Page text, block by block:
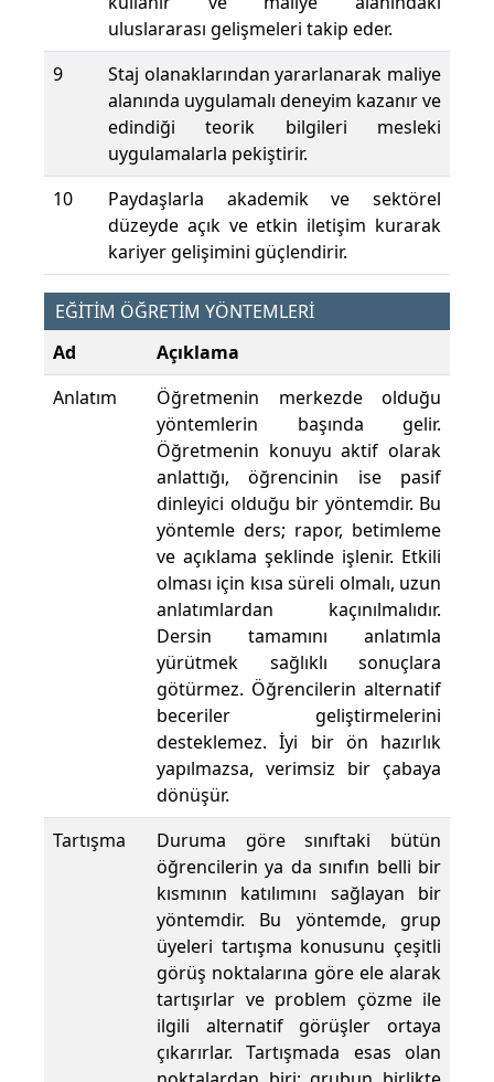
uluslararası gelişmeleri takip eder.
9
Staj olanaklarından yararlanarak maliye
alanında uygulamalı deneyim kazanır ve
edindiği teorik bilgileri mesleki
uygulamalarla pekiştirir.
10
Paydaşlarla akademik ve sektörel
düzeyde açık ve etkin iletişim kurarak
kariyer gelişimini güçlendirir.
EĞİTİM ÖĞRETİM YÖNTEMLERİ
Ad
Açıklama
Anlatım
Öğretmenin merkezde olduğu
yöntemlerin başında gelir.
Öğretmenin konuyu aktif olarak
anlattığı, öğrencinin ise pasif
dinleyici olduğu bir yöntemdir. Bu
yöntemle ders; rapor, betimleme
ve açıklama şeklinde işlenir. Etkili
olması için kısa süreli olmalı, uzun
anlatımlardan kaçınılmalıdır.
Dersin tamamını anlatımla
yürütmek sağlıklı sonuçlara
götürmez. Öğrencilerin alternatif
beceriler geliştirmelerini
desteklemez. İyi bir ön hazırlık
yapılmazsa, verimsiz bir çabaya
dönüşür.
Tartışma
Duruma göre sınıftaki bütün
öğrencilerin ya da sınıfın belli bir
kısmının katılımını sağlayan bir
yöntemdir. Bu yöntemde, grup
üyeleri tartışma konusunu çeşitli
görüş noktalarına göre ele alarak
tartışırlar ve problem çözme ile
ilgili alternatif görüşler ortaya
çıkarırlar. Tartışmada esas olan